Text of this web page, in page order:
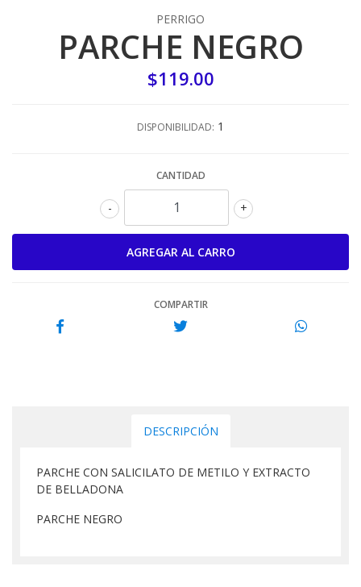
PERRIGO
PARCHE NEGRO
$119.00
DISPONIBILIDAD: 1
CANTIDAD
+
-
COMPARTIR
DESCRIPCIÓN
PARCHE CON SALICILATO DE METILO Y EXTRACTO
DE BELLADONA
PARCHE NEGRO